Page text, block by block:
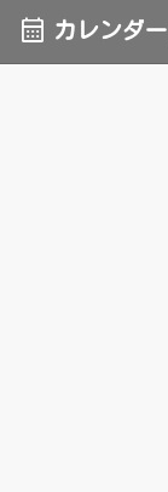
calendar_month カレンダ